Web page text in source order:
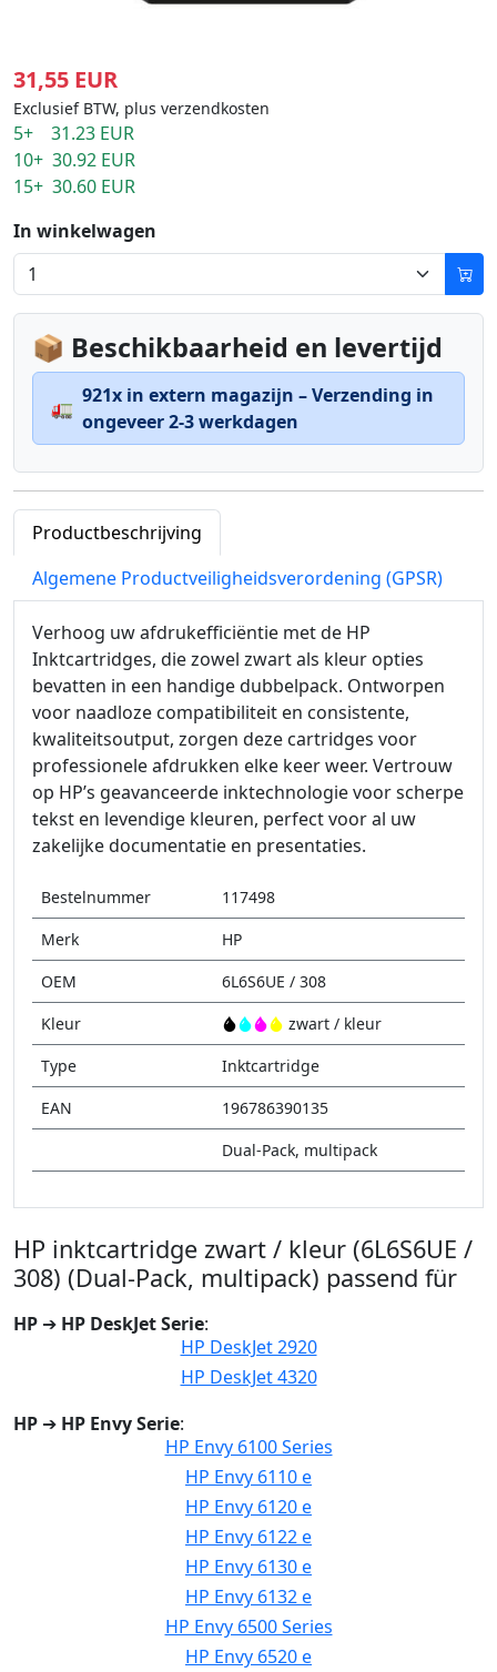
31,55 EUR
Exclusief BTW, plus verzendkosten
5+ 31.23 EUR
10+ 30.92 EUR
15+ 30.60 EUR
In winkelwagen
📦 Beschikbaarheid en levertijd
🚛
921x in extern magazijn – Verzending in
ongeveer 2-3 werkdagen
Productbeschrijving
Algemene Productveiligheidsverordening (GPSR)
Verhoog uw afdrukefficiëntie met de HP
Inktcartridges, die zowel zwart als kleur opties
bevatten in een handige dubbelpack. Ontworpen
voor naadloze compatibiliteit en consistente,
kwaliteitsoutput, zorgen deze cartridges voor
professionele afdrukken elke keer weer. Vertrouw
op HP’s geavanceerde inktechnologie voor scherpe
tekst en levendige kleuren, perfect voor al uw
zakelijke documentatie en presentaties.
Bestelnummer
117498
Merk
HP
OEM
6L6S6UE / 308
Kleur
zwart / kleur
Type
Inktcartridge
EAN
196786390135
Dual-Pack, multipack
HP inktcartridge zwart / kleur (6L6S6UE /
308) (Dual-Pack, multipack) passend für
HP ➔ HP DeskJet Serie:
HP DeskJet 2920
HP DeskJet 4320
HP ➔ HP Envy Serie:
HP Envy 6100 Series
HP Envy 6110 e
HP Envy 6120 e
HP Envy 6122 e
HP Envy 6130 e
HP Envy 6132 e
HP Envy 6500 Series
HP Envy 6520 e